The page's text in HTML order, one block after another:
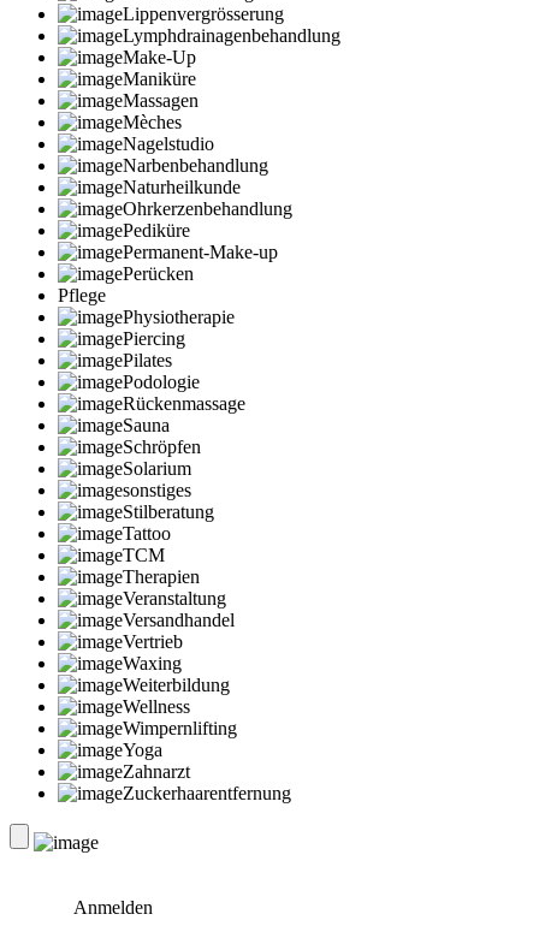
Lippenvergrösserung
Lymphdrainagenbehandlung
Make-Up
Maniküre
Massagen
Mèches
Nagelstudio
Narbenbehandlung
Naturheilkunde
Ohrkerzenbehandlung
Pediküre
Permanent-Make-up
Perücken
Pflege
Physiotherapie
Piercing
Pilates
Podologie
Rückenmassage
Sauna
Schröpfen
Solarium
sonstiges
Stilberatung
Tattoo
TCM
Therapien
Veranstaltung
Versandhandel
Vertrieb
Waxing
Weiterbildung
Wellness
Wimpernlifting
Yoga
Zahnarzt
Zuckerhaarentfernung
Anmelden